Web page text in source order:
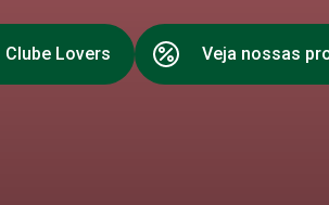
Clube Lovers Veja nossas